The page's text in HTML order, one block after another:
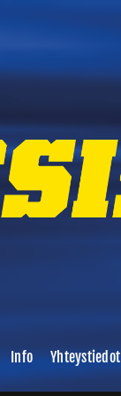
Info Yhteystiedot